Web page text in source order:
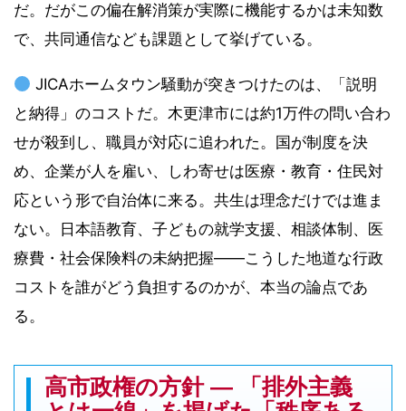
だ。だがこの偏在解消策が実際に機能するかは未知数
で、共同通信なども課題として挙げている。
JICAホームタウン騒動が突きつけたのは、「説明
と納得」のコストだ。木更津市には約1万件の問い合わ
せが殺到し、職員が対応に追われた。国が制度を決
め、企業が人を雇い、しわ寄せは医療・教育・住民対
応という形で自治体に来る。共生は理念だけでは進ま
ない。日本語教育、子どもの就学支援、相談体制、医
療費・社会保険料の未納把握――こうした地道な行政
コストを誰がどう負担するのかが、本当の論点であ
る。
高市政権の方針 ― 「排外主義